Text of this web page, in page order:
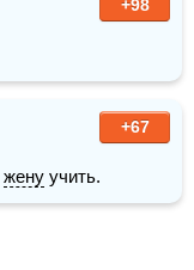
+98
+67
жену учить.